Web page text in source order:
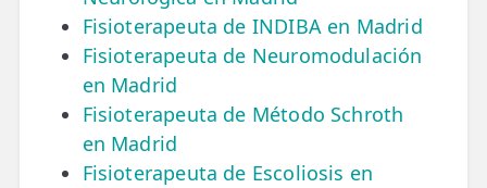
Fascitis Plantar
Lumbalgia
Ciática
Bursitis de Hombro
Fisioterapeuta de INDIBA en Madrid
Fisioterapeuta de Neuromodulación
en Madrid
Fisioterapeuta de Método Schroth
en Madrid
Fisioterapeuta de Escoliosis en